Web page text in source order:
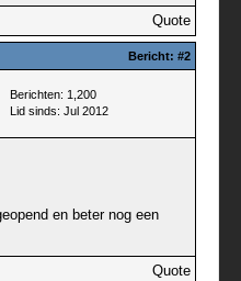
Quote
Bericht: #2
Berichten: 1,200
Lid sinds: Jul 2012
en beter nog een
Quote